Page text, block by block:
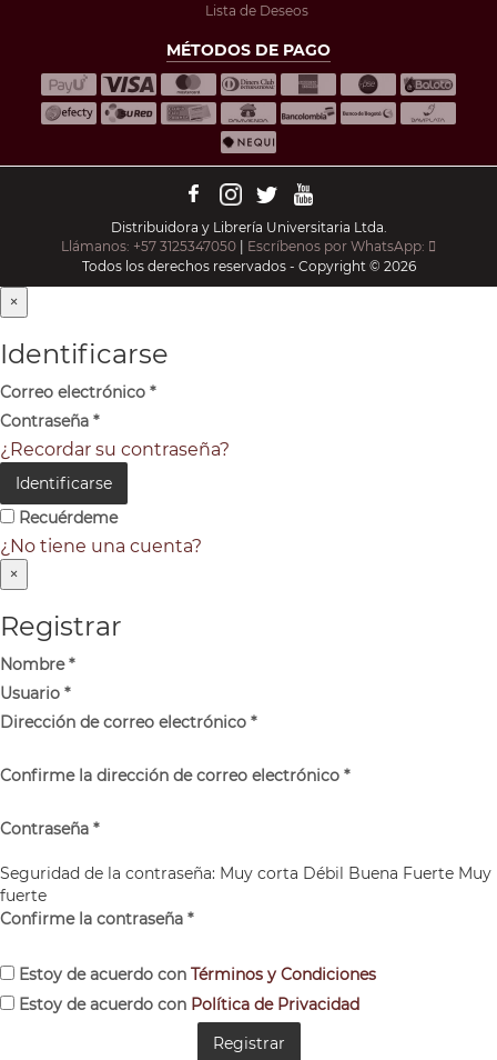
Lista de Deseos
MÉTODOS DE PAGO
Distribuidora y Librería Universitaria Ltda.
Llámanos: +57 3125347050 | Escríbenos por WhatsApp:
Todos los derechos reservados - Copyright © 2026
×
Identificarse
Correo electrónico *
Contraseña *
¿Recordar su contraseña?
Identificarse
Recuérdeme
¿No tiene una cuenta?
×
Registrar
Nombre*
Usuario *
Dirección de correo electrónico *
Confirme la dirección de correo electrónico *
Contraseña *
Seguridad de la contraseña: Muy corta Débil Buena Fuerte Muy
fuerte
Confirme la contraseña *
Estoy de acuerdo con Términos y Condiciones
Estoy de acuerdo con Política de Privacidad
Registrar